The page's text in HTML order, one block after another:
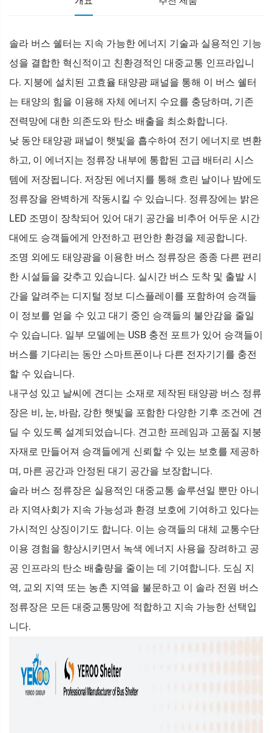
솔라 버스 쉘터는 지속 가능한 에너지 기술과 실용적인 기능
성을 결합한 혁신적이고 친환경적인 대중교통 인프라입니
다. 지붕에 설치된 고효율 태양광 패널을 통해 이 버스 쉘터
는 태양의 힘을 이용해 자체 에너지 수요를 충당하며, 기존
전력망에 대한 의존도와 탄소 배출을 최소화합니다.
낮 동안 태양광 패널이 햇빛을 흡수하여 전기 에너지로 변환
하고, 이 에너지는 정류장 내부에 통합된 고급 배터리 시스
템에 저장됩니다. 저장된 에너지를 통해 흐린 날이나 밤에도
정류장을 완벽하게 작동시킬 수 있습니다. 정류장에는 밝은
LED 조명이 장착되어 있어 대기 공간을 비추어 어두운 시간
대에도 승객들에게 안전하고 편안한 환경을 제공합니다.
조명 외에도 태양광을 이용한 버스 정류장은 종종 다른 편리
한 시설들을 갖추고 있습니다. 실시간 버스 도착 및 출발 시
간을 알려주는 디지털 정보 디스플레이를 포함하여 승객들
이 정보를 얻을 수 있고 대기 중인 승객들의 불안감을 줄일
수 있습니다. 일부 모델에는 USB 충전 포트가 있어 승객들이
버스를 기다리는 동안 스마트폰이나 다른 전자기기를 충전
할 수 있습니다.
내구성 있고 날씨에 견디는 소재로 제작된 태양광 버스 정류
장은 비, 눈, 바람, 강한 햇빛을 포함한 다양한 기후 조건에 견
딜 수 있도록 설계되었습니다. 견고한 프레임과 고품질 지붕
자재로 만들어져 승객들에게 신뢰할 수 있는 보호를 제공하
며, 마른 공간과 안정된 대기 공간을 보장합니다.
솔라 버스 정류장은 실용적인 대중교통 솔루션일 뿐만 아니
라 지역사회가 지속 가능성과 환경 보호에 기여하고 있다는
가시적인 상징이기도 합니다. 이는 승객들의 대체 교통수단
이용 경험을 향상시키면서 녹색 에너지 사용을 장려하고 공
공 인프라의 탄소 배출량을 줄이는 데 기여합니다. 도심 지
역, 교외 지역 또는 농촌 지역을 불문하고 이 솔라 전원 버스
정류장은 모든 대중교통망에 적합하고 지속 가능한 선택입
니다.